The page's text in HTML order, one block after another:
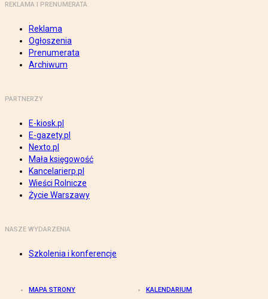
REKLAMA I PRENUMERATA
Reklama
Ogłoszenia
Prenumerata
Archiwum
PARTNERZY
E-kiosk.pl
E-gazety.pl
Nexto.pl
Mała księgowość
Kancelarierp.pl
Wieści Rolnicze
Życie Warszawy
NASZE WYDARZENIA
Szkolenia i konferencje
MAPA STRONY KALENDARIUM